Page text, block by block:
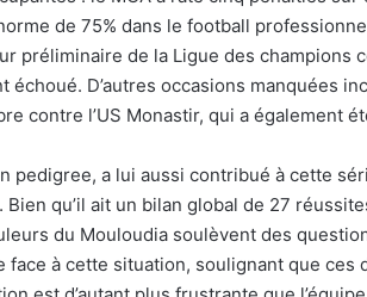
de 75% dans le football
préliminaire de la Ligue des champions
échoué. D’autres occasions manquées
contre l’US Monastir, qui a également
pedigree, a lui aussi contribué à cette
qu’il ait un bilan global de 27
du Mouloudia soulèvent des
à cette situation, soulignant que ces